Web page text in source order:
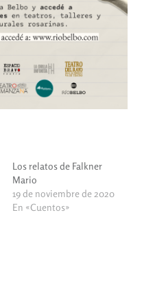
Los relatos de Falkner
Mario
19 de noviembre de 2020
En «Cuentos»